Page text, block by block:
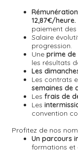
12,87€/heure.
paiement des
Salaire
progression.
Une prime de
les résultats
Les
Les contrats
semaines de
Les frais de
Les
convention
Profitez de nos
Un parcours
formations et